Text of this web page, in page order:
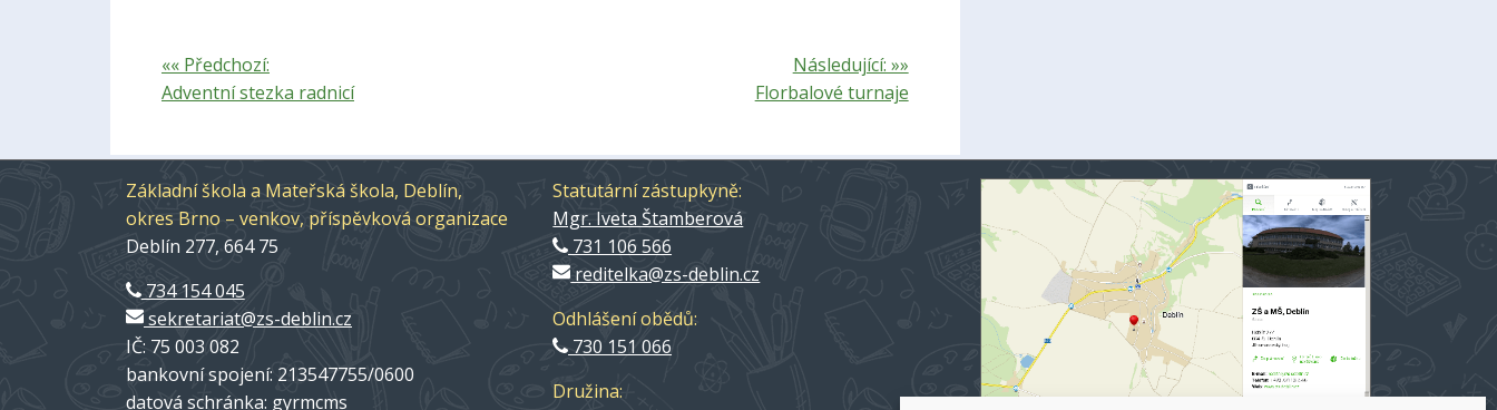
«« Předchozí:
Adventní stezka radnicí
Následující: »»
Florbalové turnaje
Základní škola a Mateřská škola, Deblín,
okres Brno – venkov, příspěvková organizace
Deblín 277, 664 75
734 154 045
sekretariat@zs-deblin.cz
IČ: 75 003 082
bankovní spojení: 213547755/0600
datová schránka: gyrmcms
Statutární zástupkyně:
Mgr. Iveta Štamberová
731 106 566
reditelka@zs-deblin.cz
Odhlášení obědů:
730 151 066
Družina: